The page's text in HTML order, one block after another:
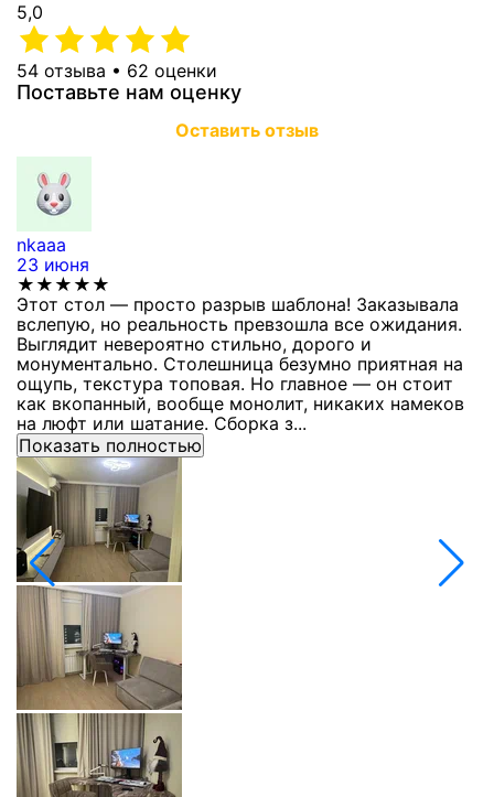
5,0
54 отзыва • 62 оценки
Поставьте нам оценку
Оставить отзыв
nkaaa
23 июня
★★★★★
Этот стол — просто разрыв шаблона! Заказывала
вслепую, но реальность превзошла все ожидания.
Выглядит невероятно стильно, дорого и
монументально. Столешница безумно приятная на
ощупь, текстура топовая. Но главное — он стоит
как вкопанный, вообще монолит, никаких намеков
на люфт или шатание. Сборка з...
Показать полностью